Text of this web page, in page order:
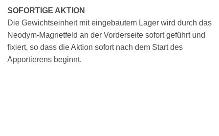
SOFORTIGE AKTION
Die Gewichtseinheit mit eingebautem Lager wird durch das
Neodym-Magnetfeld an der Vorderseite sofort geführt und
fixiert, so dass die Aktion sofort nach dem Start des
Apportierens beginnt.